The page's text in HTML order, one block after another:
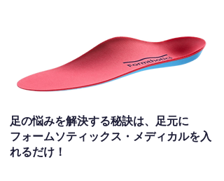
足の悩みを解決する秘訣は、足元に
フォームソティックス・メディカルを入
れるだけ！